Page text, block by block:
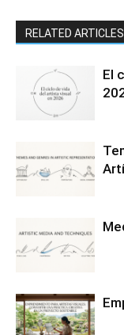
RELATED ARTICLES
El